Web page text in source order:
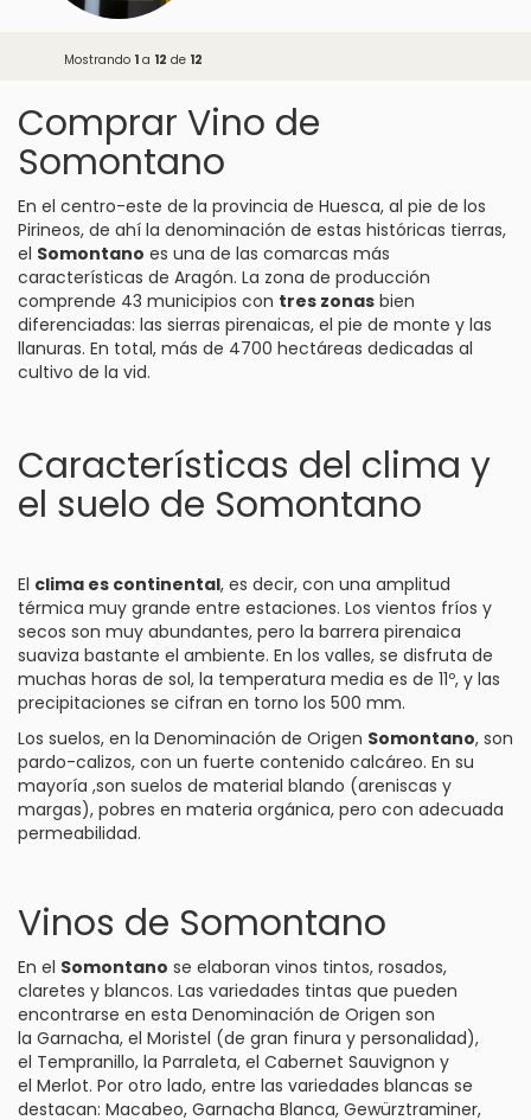
Mostrando 1a 12 de 12
Comprar Vino de
Somontano
En el centro-este de la provincia de Huesca, al pie de los
Pirineos, de ahí la denominación de estas históricas tierras,
el Somontano es una de las comarcas más
características de Aragón. La zona de producción
comprende 43 municipios con tres zonas bien
diferenciadas: las sierras pirenaicas, el pie de monte y las
llanuras. En total, más de 4700 hectáreas dedicadas al
cultivo de la vid.
Características del clima y
el suelo de Somontano
El clima es continental, es decir, con una amplitud
térmica muy grande entre estaciones. Los vientos fríos y
secos son muy abundantes, pero la barrera pirenaica
suaviza bastante el ambiente. En los valles, se disfruta de
muchas horas de sol, la temperatura media es de 11º, y las
precipitaciones se cifran en torno los 500 mm.
Los suelos, en la Denominación de Origen Somontano, son
pardo-calizos, con un fuerte contenido calcáreo. En su
mayoría ,son suelos de material blando (areniscas y
margas), pobres en materia orgánica, pero con adecuada
permeabilidad.
Vinos de Somontano
En el Somontano se elaboran vinos tintos, rosados,
claretes y blancos. Las variedades tintas que pueden
encontrarse en esta Denominación de Origen son
la Garnacha, el Moristel (de gran finura y personalidad),
el Tempranillo, la Parraleta, el Cabernet Sauvignon y
el Merlot. Por otro lado, entre las variedades blancas se
destacan: Macabeo, Garnacha Blanca, Gewürztraminer,